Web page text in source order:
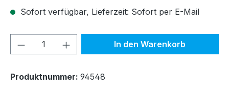
Sofort verfügbar, Lieferzeit: Sofort per E-Mail
Produkt Anzahl: Gib denIn den Warenkorb
Produktnummer: 94548